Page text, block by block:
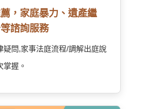
，家庭暴力、遺產繼
諮詢服務
疑問,家事法庭流程/調解出庭說
掌握。